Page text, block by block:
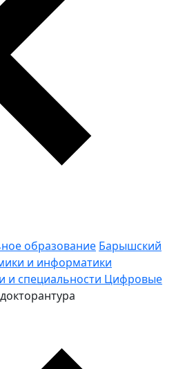
образование Барышский
и информатики
и специальности Цифровые